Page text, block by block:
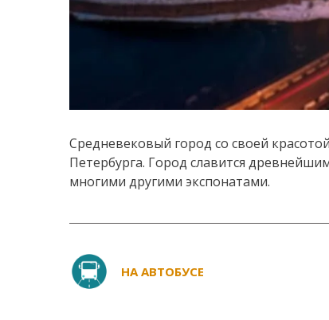
Средневековый город со своей
Петербурга. Город славится
многими другими экспонатами.
НА АВТОБУСЕ